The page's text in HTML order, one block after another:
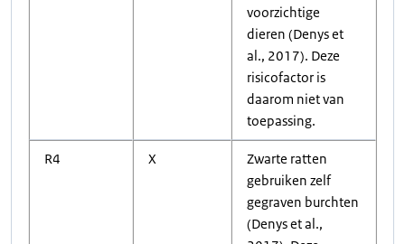
voorzichtige
dieren (Denys et
al., 2017). Deze
risicofactor is
daarom niet van
toepassing.
R4 X
Zwarte ratten
gebruiken zelf
gegraven burchten
(Denys et al.,